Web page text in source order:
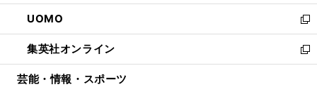
開
く
ウ
で
開
く
ン
ド
ウ
で
開
ウ
ィ
ン
ド
ウ
し
い
ウ
ィ
ン
UOMO
新
し
い
ウ
集英社オンライン
新
し
芸能・情報・スポーツ